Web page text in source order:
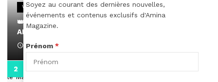
VIDEOS
👑 Remerciements à Ayden pour son message sur
AMINA, le Magazine de la Femme
April 1, 2022
Soyez au courant des dernières nouvelles,
événements et contenus exclusifs d'Amina
Magazine.
Prénom *